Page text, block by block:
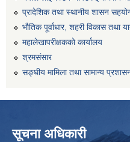
प्रादेशिक तथा स्थानीय शासन
भौतिक पूर्वाधार, शहरी विकास तथा
महालेखापरीक्षकको कार्यालय
श्रमसंसार
सङ्घीय मामिला तथा सामान्य
सूचना अधिकारी